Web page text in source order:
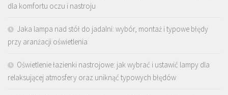
dla komfortu oczu i nastroju
Jaka lampa nad stół do jadalni: wybór, montaż i typowe błędy
przy aranżacji oświetlenia
Oświetlenie łazienki nastrojowe: jak wybrać i ustawić lampy dla
relaksującej atmosfery oraz uniknąć typowych błędów